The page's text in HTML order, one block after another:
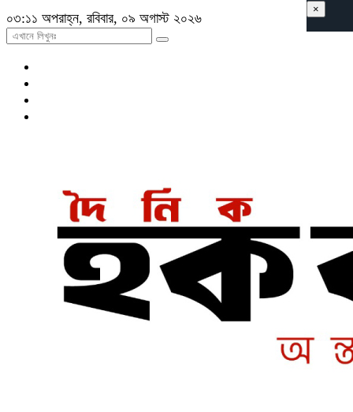
০৩:১১ অপরাহ্ন, রবিবার, ০৯ অগাস্ট ২০২৬
×